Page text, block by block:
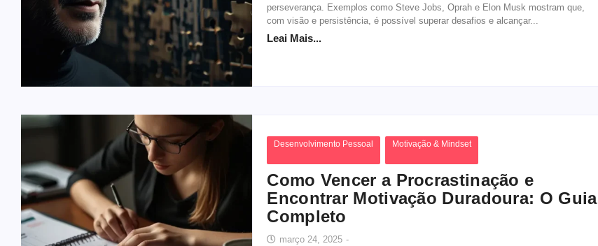
perseverança. Exemplos como Steve Jobs, Oprah e Elon Musk mostram que,
com visão e persistência, é possível superar desafios e alcançar...
Leai Mais...
Desenvolvimento Pessoal Motivação & Mindset
Como Vencer a Procrastinação e
Encontrar Motivação Duradoura: O Guia
Completo
março 24, 2025 -